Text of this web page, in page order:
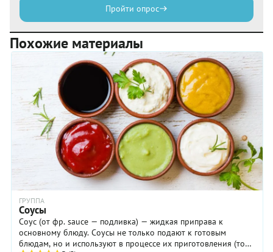
Пройти опрос
Похожие материалы
ГРУППА
Соусы
Соус (от фр. sauce — подливка) — жидкая приправа к
основному блюду. Соусы не только подают к готовым
блюдам, но и используют в процессе их приготовления (то